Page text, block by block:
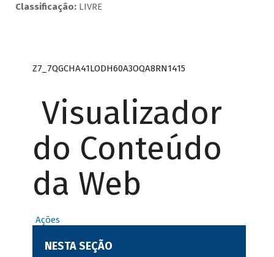
Classificação:LIVRE
Z7_7QGCHA41LODH60A3OQA8RN1415
Visualizador
do Conteúdo
da Web
Ações
NESTA SEÇÃO